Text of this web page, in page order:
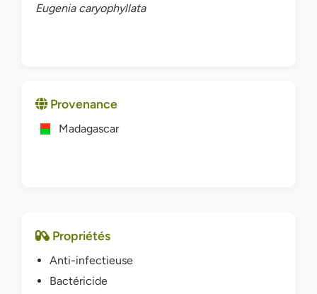
Eugenia caryophyllata
Provenance
Madagascar
Propriétés
Anti-infectieuse
Bactéricide